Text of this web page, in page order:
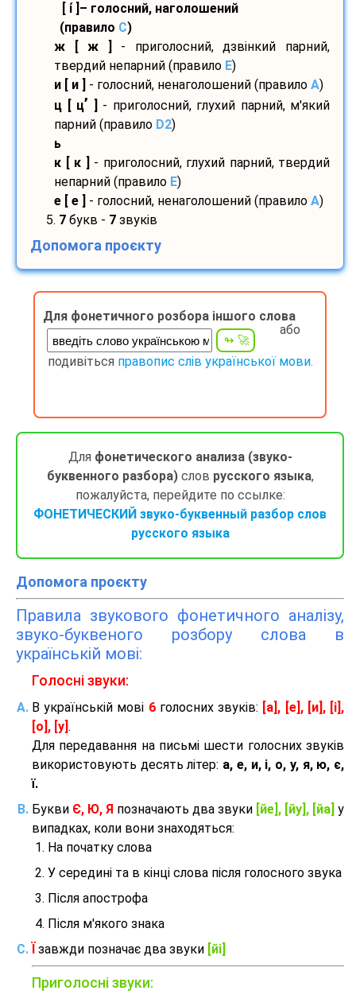
[ і́ ]– голосний, наголошений
(правило С)
ж [ ж ]
- приголосний, дзвінкий парний,
твердий непарний (правило E)
и [ и ]
- голосний, ненаголошений (правило A)
ц [ ц’
- приголосний, глухий парний, м'який
парний (правило D2)
ь
к [ к ]
- приголосний, глухий парний, твердий
непарний (правило E)
е [ е ]
- голосний, ненаголошений (правило A)
5. 7 букв - 7 звуків
Допомога проєкту
Для фонетичного розбора іншого слова
або
подивіться правопис слів української мови.
Для фонетического анализа (звуко-
буквенного разбора)слов русского языка,
пожалуйста, перейдите по ссылке:
ФОНЕТИЧЕСКИЙ звуко-буквенный разбор слов
русского языка
Допомога проєкту
Правила звукового фонетичного аналізу,
звуко-буквеного розбору слова в
українській мові:
Голосні звуки:
В українській мові 6голосних звуків:
[а], [е], [и], [і],
[о], [у] .
Для передавання на письмі шести голосних звуків
використовують десять літер: а, е, и, і, о, у, я, ю, є,
ї.
Букви Є, Ю, Я позначають два звуки [йе], [йу], [йа] у
випадках, коли вони знаходяться:
На початку слова
У середині та в кінці слова після голосного звука
Після апострофа
Після м'якого знака
завжди позначає два звуки [йі]
Приголосні звуки: